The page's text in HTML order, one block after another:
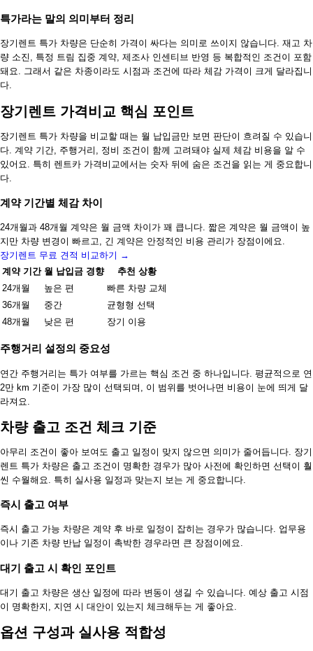
특가라는 말의 의미부터 정리
장기렌트 특가 차량은 단순히 가격이 싸다는 의미로 쓰이지 않습니다. 재고 차
량 소진, 특정 트림 집중 계약, 제조사 인센티브 반영 등 복합적인 조건이 포함
돼요. 그래서 같은 차종이라도 시점과 조건에 따라 체감 가격이 크게 달라집니
다.
장기렌트 가격비교 핵심 포인트
장기렌트 특가 차량을 비교할 때는 월 납입금만 보면 판단이 흐려질 수 있습니
다. 계약 기간, 주행거리, 정비 조건이 함께 고려돼야 실제 체감 비용을 알 수
있어요. 특히 렌트카 가격비교에서는 숫자 뒤에 숨은 조건을 읽는 게 중요합니
다.
계약 기간별 체감 차이
24개월과 48개월 계약은 월 금액 차이가 꽤 큽니다. 짧은 계약은 월 금액이 높
지만 차량 변경이 빠르고, 긴 계약은 안정적인 비용 관리가 장점이에요.
장기렌트 무료 견적 비교하기 →
계약 기간 월 납입금 경향
추천 상황
24개월
높은 편
빠른 차량 교체
36개월
중간
균형형 선택
48개월
낮은 편 장기 이용
주행거리 설정의 중요성
연간 주행거리는 특가 여부를 가르는 핵심 조건 중 하나입니다. 평균적으로 연
2만 km 기준이 가장 많이 선택되며, 이 범위를 벗어나면 비용이 눈에 띄게 달
라져요.
차량 출고 조건 체크 기준
아무리 조건이 좋아 보여도 출고 일정이 맞지 않으면 의미가 줄어듭니다. 장기
렌트 특가 차량은 출고 조건이 명확한 경우가 많아 사전에 확인하면 선택이 훨
씬 수월해요. 특히 실사용 일정과 맞는지 보는 게 중요합니다.
즉시 출고 여부
즉시 출고 가능 차량은 계약 후 바로 일정이 잡히는 경우가 많습니다. 업무용
이나 기존 차량 반납 일정이 촉박한 경우라면 큰 장점이에요.
대기 출고 시 확인 포인트
대기 출고 차량은 생산 일정에 따라 변동이 생길 수 있습니다. 예상 출고 시점
이 명확한지, 지연 시 대안이 있는지 체크해두는 게 좋아요.
옵션 구성과 실사용 적합성